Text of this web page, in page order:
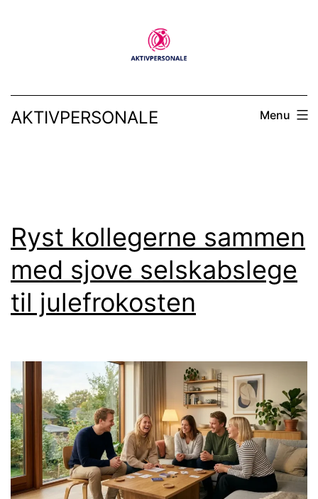
AKTIVPERSONALE Menu
Ryst kollegerne sammen
med sjove selskabslege
til julefrokosten